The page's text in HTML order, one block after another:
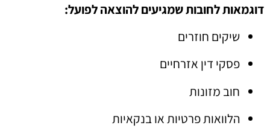
דוגמאות לחובות שמגיעים להוצאה לפועל:
שיקים חוזרים
פסקי דין אזרחיים
חוב מזונות
הלוואות פרטיות או בנקאיות